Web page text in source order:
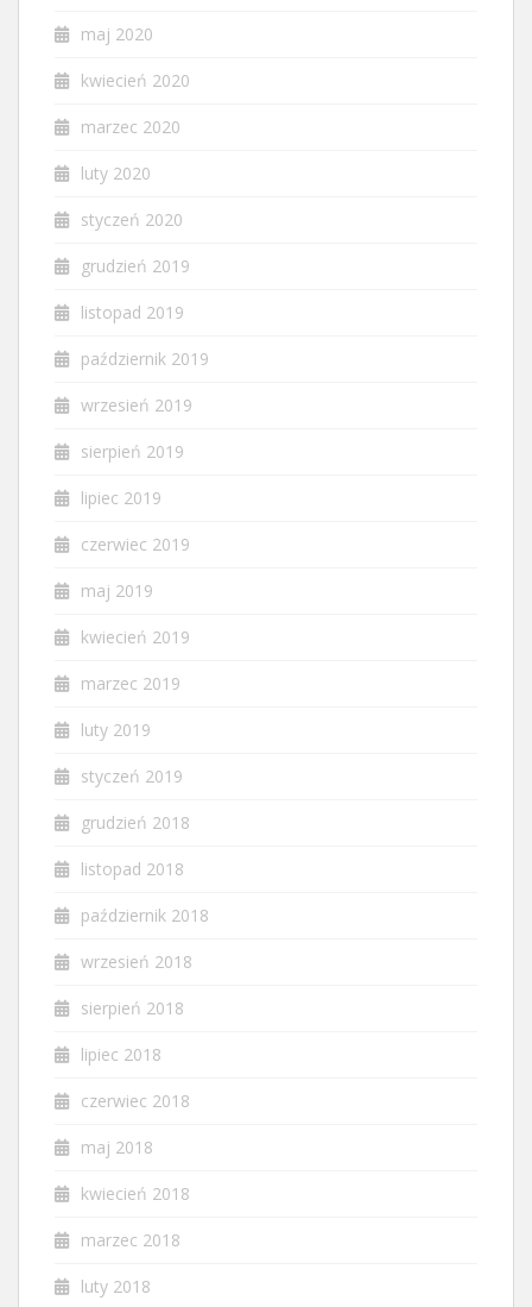
maj 2020
kwiecień 2020
marzec 2020
luty 2020
styczeń 2020
grudzień 2019
listopad 2019
październik 2019
wrzesień 2019
sierpień 2019
lipiec 2019
czerwiec 2019
maj 2019
kwiecień 2019
marzec 2019
luty 2019
styczeń 2019
grudzień 2018
listopad 2018
październik 2018
wrzesień 2018
sierpień 2018
lipiec 2018
czerwiec 2018
maj 2018
kwiecień 2018
marzec 2018
luty 2018